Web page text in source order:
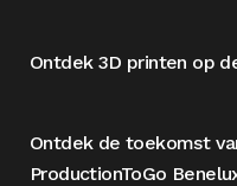
Ontdek 3D printen op
Ontdek de toekomst
ProductionToGo